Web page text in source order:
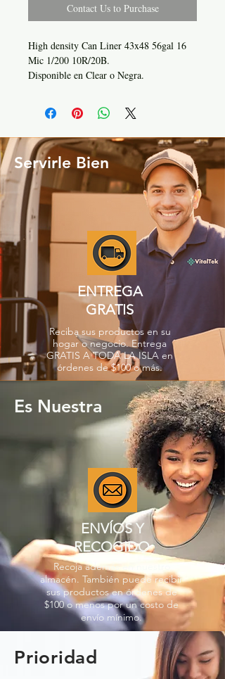
Contact Us to Purchase
High density Can Liner 43x48 56gal 16
Mic 1/200 10R/20B.
Disponible en Clear o Negra.
Servirle Bien
ENTREGA
GRATIS
Reciba sus productos en su
hogar o negocio. Entrega
GRATIS A TODA LA ISLA en
órdenes de $100 o más.
Es Nuestra
ENVÍOS Y
RECOGIDO
Recoja además en nuestro
almacén. También puede recibir
sus productos en órdenes de
$100 o menos por un costo de
envío mínimo.
Prioridad